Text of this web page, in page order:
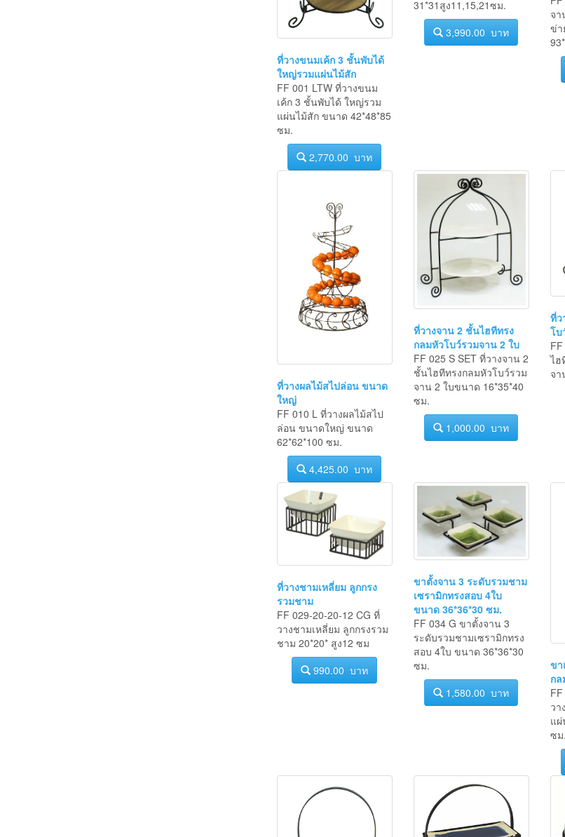
ที่วางขนมเค้ก 3 ชั้นพับได้
ใหญ่รวมแผ่นไม้สัก
FF 001 LTW ที่วางขนม
เค้ก 3 ชั้นพับได้ ใหญ่รวม
แผ่นไม้สัก ขนาด 42*48*85
ซม.
2,770.00 บาท
ฐานเหล็กแผ่นไม้สัก ขนาด
31*31สูง11,15,21ซม.
3,990.00 บาท
จา
ข่า
ที่วางผลไม้สไปล่อน ขนาด
ใหญ่
FF 010 L ที่วางผลไม้สไป
ล่อน ขนาดใหญ่ ขนาด
62*62*100 ซม.
4,425.00 บาท
ที่วางจาน 2 ชั้นไฮทีทรง
กลมหัวโบว์รวมจาน 2 ใบ
FF 025 S SET ที่วางจาน 2
ชั้นไฮทีทรงกลมหัวโบว์รวม
จาน 2 ใบขนาด 16*35*40
ซม.
1,000.00 บาท
ที่ว
โบ
ไฮ
จ
ที่วางชามเหลี่ยม ลูกกรง
รวมชาม
FF 029-20-20-12 CG ที่
วางชามเหลี่ยม ลูกกรงรวม
ชาม 20*20* สูง12 ซม
990.00 บาท
ขาตั้งจาน 3 ระดับรวมชาม
เซรามิกทรงสอบ 4ใบ
ขนาด 36*36*30 ซม.
FF 034 G ขาตั้งจาน 3
ระดับรวมชามเซรามิกทรง
สอบ 4ใบ ขนาด 36*36*30
ซม.
1,580.00 บาท
ข
ก
วา
แผ่
ซ